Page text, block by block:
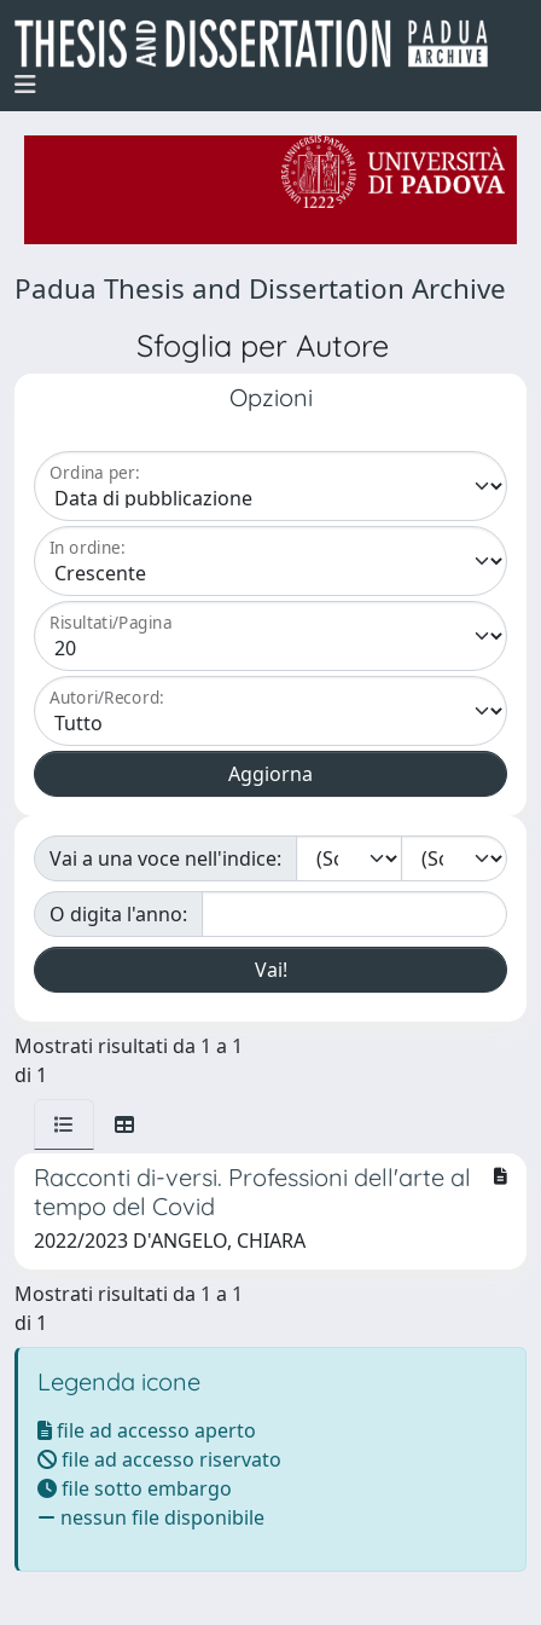
Padua Thesis and Dissertation Archive
Sfoglia per Autore
Opzioni
Ordina per:
In ordine:
Risultati/Pagina
Autori/Record:
Vai a una voce nell'indice:
O digita l'anno:
Mostrati risultati da 1 a 1
di 1
Racconti di-versi. Professioni dell'arte al
tempo del Covid
2022/2023 D'ANGELO, CHIARA
Mostrati risultati da 1 a 1
di 1
Legenda icone
file ad accesso aperto
file ad accesso riservato
file sotto embargo
nessun file disponibile